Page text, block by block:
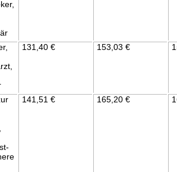
131,40 € 153,03 €
141,51 € 165,20 €